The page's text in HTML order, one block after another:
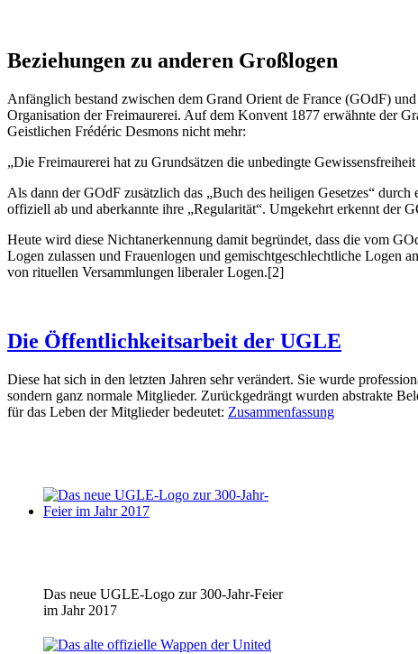
Beziehungen zu anderen Großlogen
Anfänglich bestand zwischen dem Grand Orient de France (GOdF)
Organisation der Freimaurerei. Auf dem Konvent 1877 erwähnte der
Geistlichen Frédéric Desmons nicht mehr:
„Die Freimaurerei hat zu Grundsätzen die unbedingte
Als dann der GOdF zusätzlich das „Buch des heiligen Gesetzes“
offiziell ab und aberkannte ihre „Regularität“. Umgekehrt erkennt der
Heute wird diese Nichtanerkennung damit begründet, dass die vom
Logen zulassen und Frauenlogen und gemischtgeschlechtliche Logen
von rituellen Versammlungen liberaler Logen.[2]
Die Öffentlichkeitsarbeit der UGLE
Diese hat sich in den letzten Jahren sehr verändert. Sie wurde
sondern ganz normale Mitglieder. Zurückgedrängt wurden abstrakte
für das Leben der Mitglieder bedeutet: Zusammenfassung
Das neue UGLE-Logo zur 300-Jahr-Feier
im Jahr 2017